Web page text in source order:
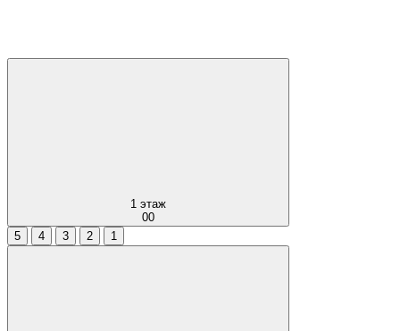
1 этаж
00
5
4 3 2 1